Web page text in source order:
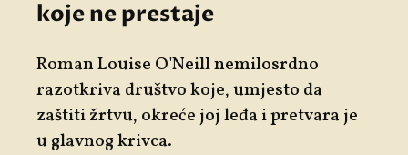
koje ne prestaje
RomanLouise O'Neillnemilosrdno
razotkriva društvo koje, umjesto da
zaštiti žrtvu, okreće joj leđa i pretvara je
u glavnog krivca.